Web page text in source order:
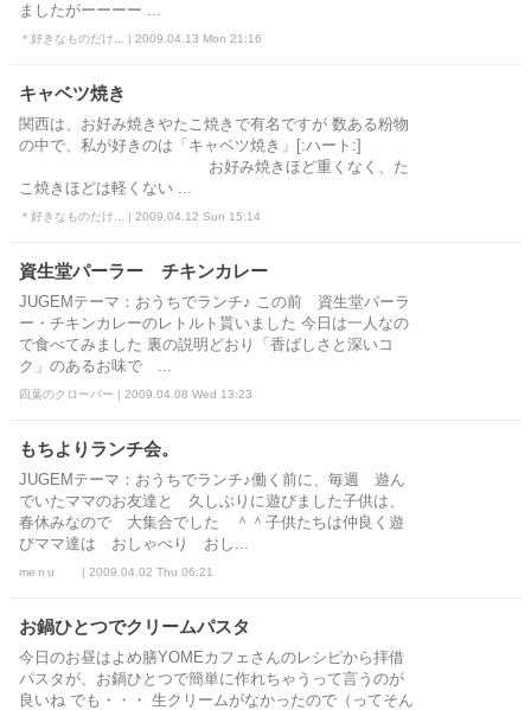
ましたがーーーー ...
＊好きなものだけ... | 2009.04.13 Mon 21:16
キャベツ焼き
関西は、お好み焼きやたこ焼きで有名ですが 数ある粉物
の中で、私が好きのは「キャベツ焼き」[:ハート:]
お好み焼きほど重くなく、た
こ焼きほどは軽くない ...
＊好きなものだけ... | 2009.04.12 Sun 15:14
資生堂パーラー チキンカレー
JUGEMテーマ：おうちでランチ♪ この前 資生堂パーラ
ー・チキンカレーのレトルト貰いました 今日は一人なの
で食べてみました 裏の説明どおり「香ばしさと深いコ
ク」のあるお味で ...
四葉のクローバー | 2009.04.08 Wed 13:23
もちよりランチ会。
JUGEMテーマ：おうちでランチ♪働く前に、毎週 遊ん
でいたママのお友達と 久しぶりに遊びました子供は、
春休みなので 大集合でした ＾＾子供たちは仲良く遊
びママ達は おしゃべり おし...
meｎu | 2009.04.02 Thu 06:21
お鍋ひとつでクリームパスタ
今日のお昼はよめ膳YOMEカフェさんのレシピから拝借
パスタが、お鍋ひとつで簡単に作れちゃうって言うのが
良いね でも・・・ 生クリームがなかったので（ってそん